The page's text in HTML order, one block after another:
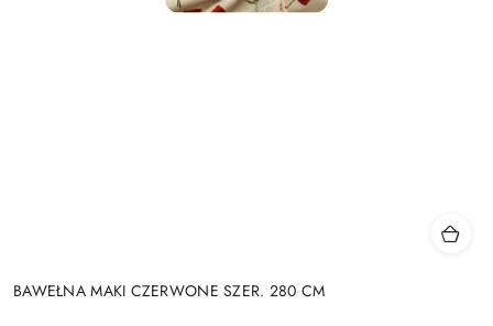
BAWEŁNA MAKI CZERWONE SZER. 280 CM